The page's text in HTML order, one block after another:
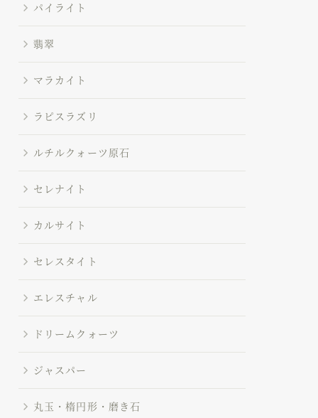
パイライト
翡翠
マラカイト
ラピスラズリ
ルチルクォーツ原石
セレナイト
カルサイト
セレスタイト
エレスチャル
ドリームクォーツ
ジャスパー
丸玉・楕円形・磨き石